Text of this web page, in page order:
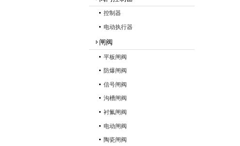
控制器
电动执行器
闸阀
平板闸阀
防爆闸阀
信号闸阀
沟槽闸阀
衬氟闸阀
电动闸阀
陶瓷闸阀